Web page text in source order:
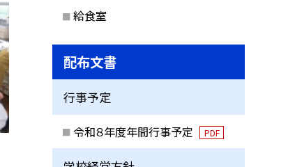
給食室
配布文書
行事予定
令和８年度年間行事予定 PDF